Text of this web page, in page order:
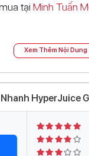
tại Minh Tuấn
tinh tế có thể di
còn nhỏ hơn
gọn gàng, tiện
toàn thế giới,
Xem Thêm Nội Dung
HyperJuice